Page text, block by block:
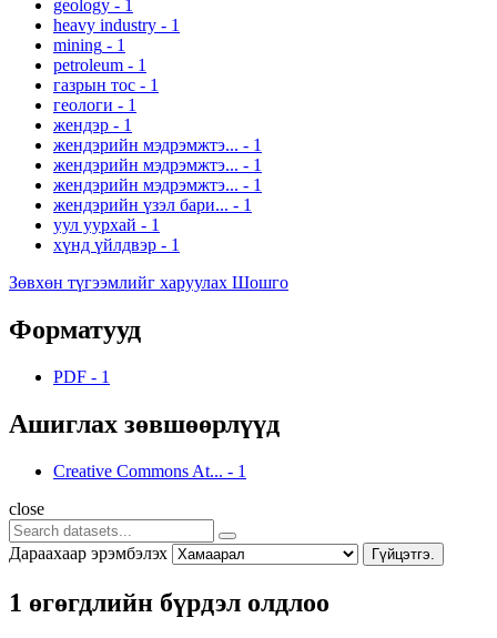
geology - 1
heavy industry - 1
mining - 1
petroleum - 1
газрын тос - 1
геологи - 1
жендэр - 1
жендэрийн мэдрэмжтэ... - 1
жендэрийн мэдрэмжтэ... - 1
жендэрийн мэдрэмжтэ... - 1
жендэрийн үзэл бари... - 1
уул уурхай - 1
хүнд үйлдвэр - 1
Зөвхөн түгээмлийг харуулах Шошго
Форматууд
PDF - 1
Ашиглах зөвшөөрлүүд
Creative Commons At... - 1
close
Дараахаар эрэмбэлэх Гүйцэтгэ.
1 өгөгдлийн бүрдэл олдлоо